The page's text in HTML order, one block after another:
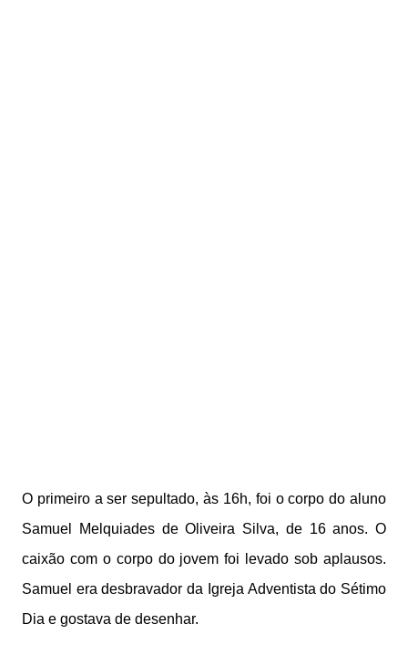
O primeiro a ser sepultado, às 16h, foi o corpo do aluno
Samuel Melquiades de Oliveira Silva, de 16 anos. O
caixão com o corpo do jovem foi levado sob aplausos.
Samuel era desbravador da Igreja Adventista do Sétimo
Dia e gostava de desenhar.